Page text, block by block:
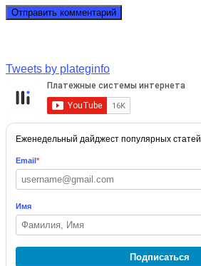
Tweets by plateginfo
Еженедельный дайджест популярных статей
Email*
Имя
Подписаться